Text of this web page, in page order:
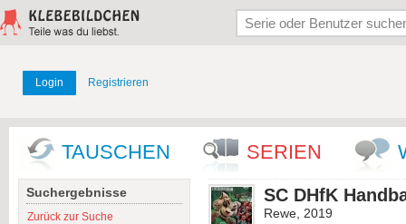
Login Registrieren
TAUSCHEN SERIEN
Suchergebnisse
Zurück zur Suche
SC DHfK
Rewe, 2019